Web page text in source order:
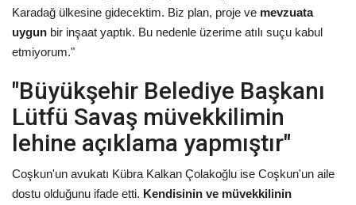
Karadağ ülkesine gidecektim. Biz plan, proje ve mevzuata
uygun bir inşaat yaptık. Bu nedenle üzerime atılı suçu kabul
etmiyorum."
"Büyükşehir Belediye Başkanı
Lütfü Savaş müvekkilimin
lehine açıklama yapmıştır"
Coşkun'un avukatı Kübra Kalkan Çolakoğlu ise Coşkun'un aile
dostu olduğunu ifade etti. Kendisinin ve müvekkilinin